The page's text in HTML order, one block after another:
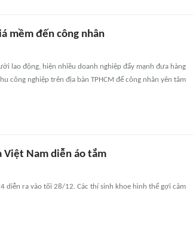
mềm đến công nhân
lao động, hiện nhiều doanh nghiệp đẩy mạnh đưa hàng
công nghiệp trên địa bàn TPHCM để công nhân yên tâm
Việt Nam diễn áo tắm
diễn ra vào tối 28/12. Các thí sinh khoe hình thể gợi cảm